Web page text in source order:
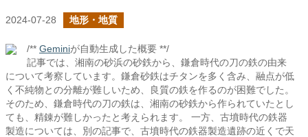
2024-07-28 地形・地質
/** Geminiが自動生成した概要 **/
記事では、湘南の砂浜の砂鉄から、鎌倉時代の刀の鉄の由来
について考察しています。鎌倉砂鉄はチタンを多く含み、融点が低
く不純物との分離が難しいため、良質の鉄を作るのが困難でした。
そのため、鎌倉時代の刀の鉄は、湘南の砂鉄から作られていたとし
ても、精錬が難しかったと考えられます。 一方、古墳時代の鉄器
製造については、別の記事で、古墳時代の鉄器製造遺跡の近くで天